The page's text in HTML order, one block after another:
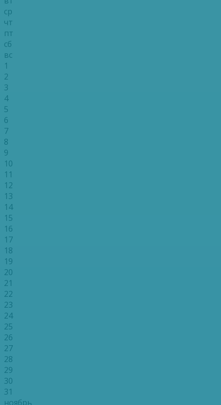
ср
чт
пт
сб
вс
1
2
3
4
5
6
7
8
9
10
11
12
13
14
15
16
17
18
19
20
21
22
23
24
25
26
27
28
29
30
31
ноябрь